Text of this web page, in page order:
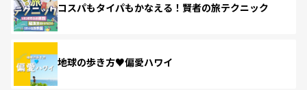
コスパもタイパもかなえる！賢者の旅テクニック
地球の歩き方♥偏愛ハワイ